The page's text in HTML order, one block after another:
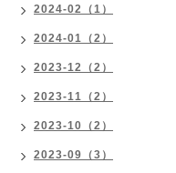
2024-02（1）
2024-01（2）
2023-12（2）
2023-11（2）
2023-10（2）
2023-09（3）